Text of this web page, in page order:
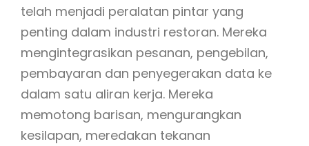
telah menjadi peralatan pintar yang
penting dalam industri restoran. Mereka
mengintegrasikan pesanan, pengebilan,
pembayaran dan penyegerakan data ke
dalam satu aliran kerja. Mereka
memotong barisan, mengurangkan
kesilapan, meredakan tekanan